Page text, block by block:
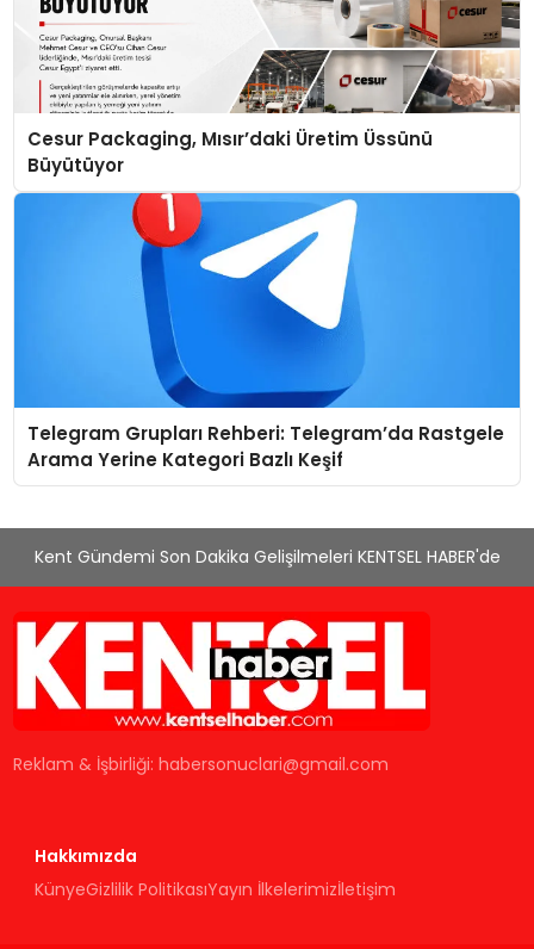
Cesur Packaging, Mısır’daki Üretim Üssünü
Büyütüyor
Telegram Grupları Rehberi: Telegram’da Rastgele
Arama Yerine Kategori Bazlı Keşif
Kent Gündemi Son Dakika Gelişilmeleri KENTSEL HABER'de
Reklam & İşbirliği:habersonuclari@gmail.com
Hakkımızda
KünyeGizlilik PolitikasıYayın İlkelerimizİletişim